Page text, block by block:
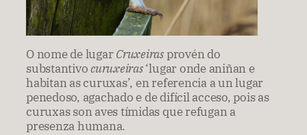
O nome de lugarCruxeirasprovén do
substantivocuruxeiras‘lugar onde aniñan e
habitan as curuxas’, en referencia a un lugar
penedoso, agachado e de difícil acceso, pois as
curuxas son aves tímidas que refugan a
presenza humana.